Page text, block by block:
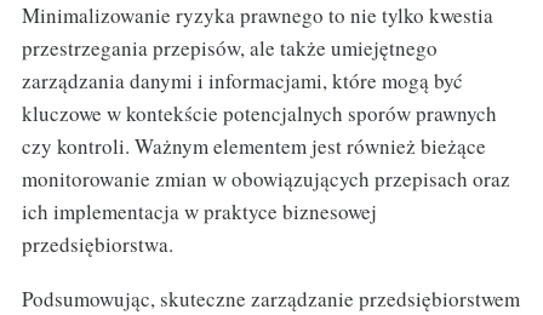
Minimalizowanie ryzyka prawnego to nie tylko kwestia
przestrzegania przepisów, ale także umiejętnego
zarządzania danymi i informacjami, które mogą być
kluczowe w kontekście potencjalnych sporów prawnych
czy kontroli. Ważnym elementem jest również bieżące
monitorowanie zmian w obowiązujących przepisach oraz
ich implementacja w praktyce biznesowej
przedsiębiorstwa.
Podsumowując, skuteczne zarządzanie przedsiębiorstwem